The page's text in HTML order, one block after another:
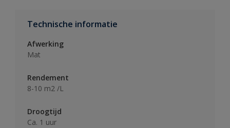
Technische informatie
Afwerking
Mat
Rendement
8-10 m2 /L
Droogtijd
Ca. 1 uur